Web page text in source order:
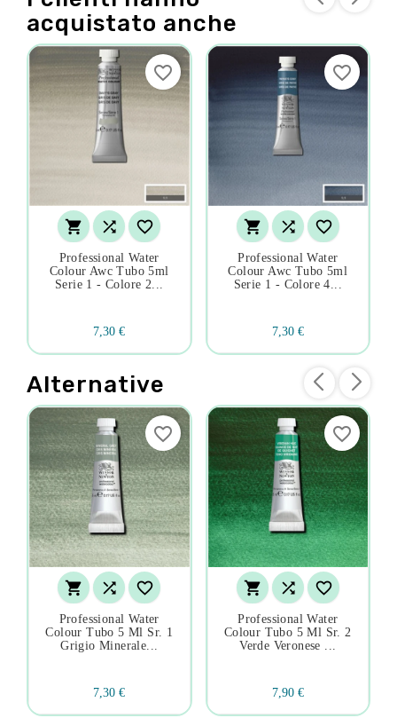
acquistato anche
  
Professional Water
Colour Awc Tubo 5ml
Serie 1 - Colore 2...
7,30 €
favorite_border
  
Professional Water
Colour Awc Tubo 5ml
Serie 1 - Colore 4...
7,30 €
favorite_border
Alternative
  
Professional Water
Colour Tubo 5 Ml Sr. 1
Grigio Minerale...
7,30 €
favorite_border
  
Professional Water
Colour Tubo 5 Ml Sr. 2
Verde Veronese ...
7,90 €
favorite_border